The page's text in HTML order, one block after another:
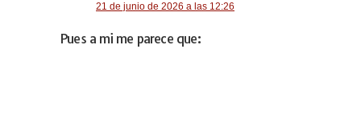
21 de junio de 2026 a las 12:26
Pues a mi me parece que: